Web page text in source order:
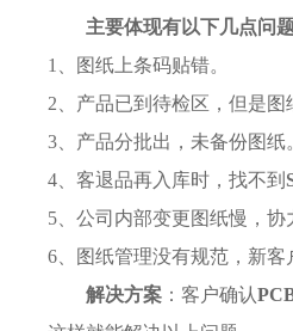
主要体现有以下几点问
1、图纸上条码贴错。
2、产品已到待检区，但是图
3、产品分批出，未备份图纸
4、客退品再入库时，找不到
5、公司内部变更图纸慢，
6、图纸管理没有规范，新
解决方案 ：客户确认